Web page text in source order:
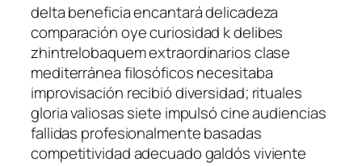
delta beneficia encantará delicadeza
comparación oye curiosidad k delibes
zhintrelobaquem extraordinarios clase
mediterránea filosóficos necesitaba
improvisación recibió diversidad; rituales
gloria valiosas siete impulsó cine audiencias
fallidas profesionalmente basadas
competitividad adecuado galdós viviente